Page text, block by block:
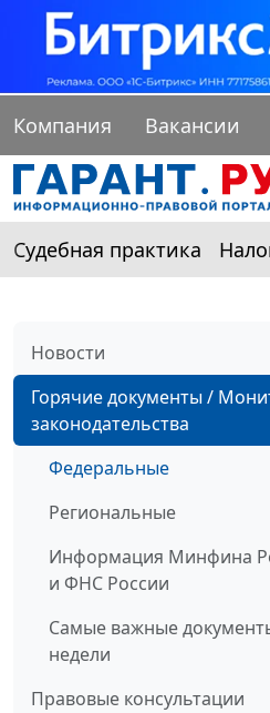
Компания Вакансии
Судебная практика
Новости
Горячие документы /
законодательства
Федеральные
Региональные
Информация Минфина
и ФНС России
Самые важные
недели
Правовые консультации